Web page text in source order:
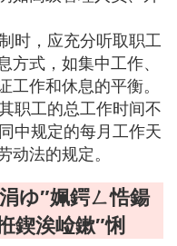
时，应充分听取职工
式，如集中工作、
作和休息的平衡。
职工的总工作时间不
中规定的每月工作天
法的规定。
ゆ″姵鍔ㄥ悎鍚
鍥涘崄鏉″悧